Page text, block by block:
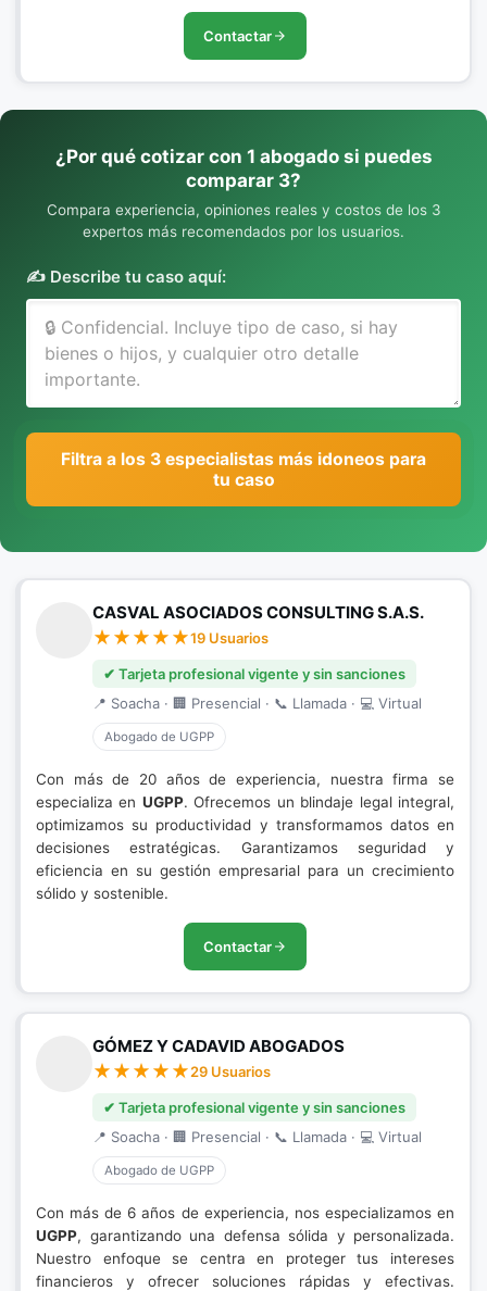
Contactar
¿Por qué cotizar con 1 abogado si puedes
comparar 3?
Compara experiencia, opiniones reales y costos de los 3
expertos más recomendados por los usuarios.
✍️ Describe tu caso aquí:
Filtra a los 3 especialistas más idoneos para
tu caso
CASVAL ASOCIADOS CONSULTING S.A.S.
19 Usuarios
✔ Tarjeta profesional vigente y sin sanciones
📍 Soacha · 🏢 Presencial · 📞 Llamada · 💻 Virtual
Abogado de UGPP
Con más de 20 años de experiencia, nuestra firma se
especializa en UGPP. Ofrecemos un blindaje legal integral,
optimizamos su productividad y transformamos datos en
decisiones estratégicas. Garantizamos seguridad y
eficiencia en su gestión empresarial para un crecimiento
sólido y sostenible.
Contactar
GÓMEZ Y CADAVID ABOGADOS
29 Usuarios
✔ Tarjeta profesional vigente y sin sanciones
📍 Soacha · 🏢 Presencial · 📞 Llamada · 💻 Virtual
Abogado de UGPP
Con más de 6 años de experiencia, nos especializamos en
UGPP, garantizando una defensa sólida y personalizada.
Nuestro enfoque se centra en proteger tus intereses
financieros y ofrecer soluciones rápidas y efectivas.